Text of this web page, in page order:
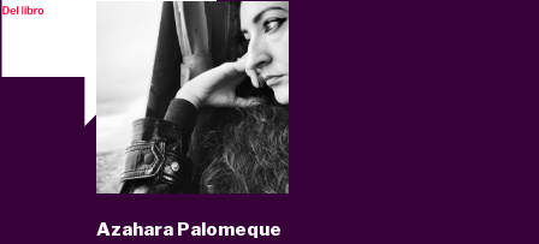
Azahara Palomeque